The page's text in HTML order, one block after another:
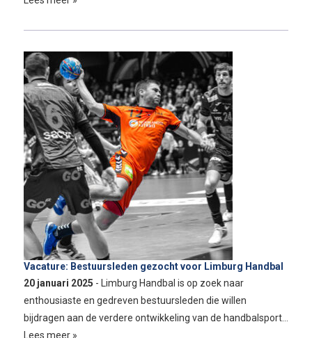
Vacature: Bestuursleden gezocht voor Limburg Handbal
20 januari 2025 - Limburg Handbal is op zoek naar
enthousiaste en gedreven bestuursleden die willen
bijdragen aan de verdere ontwikkeling van de handbalsport…
Lees meer »